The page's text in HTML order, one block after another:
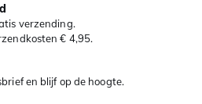
verzending.
€ 4,95.
en blijf op de hoogte.